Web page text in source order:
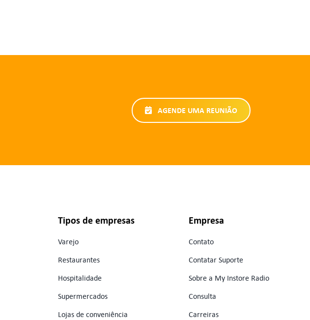
AGENDE UMA REUNIÃO
Tipos de empresas
Varejo
Restaurantes
Hospitalidade
Supermercados
Lojas de conveniência
Empresa
Contato
Contatar Suporte
Sobre a My Instore Radio
Consulta
Carreiras